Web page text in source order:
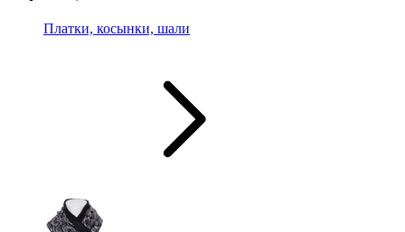
Платки, косынки, шали